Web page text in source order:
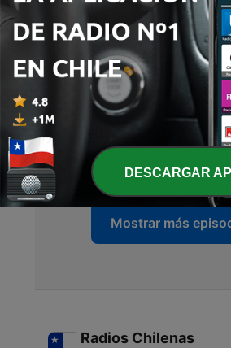
4 - Texto 2
14 dic. 2020
Cuerpo humano"Semana 5"
13 nov. 2020
2 Bebidas energéticas 🥴
02 oct. 2020
Mostrar más
Radios Chilenas
DESCARGAR